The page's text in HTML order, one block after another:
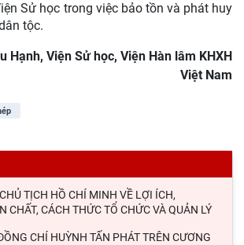
Sử học trong việc bảo tồn và phát huy
tộc.
Hạnh, Viện Sử học, Viện Hàn lâm KHXH
Việt Nam
TỊCH HỒ CHÍ MINH VỀ LỢI ÍCH,
CHẤT, CÁCH THỨC TỔ CHỨC VÀ QUẢN LÝ
CHÍ HUỲNH TẤN PHÁT TRÊN CƯƠNG